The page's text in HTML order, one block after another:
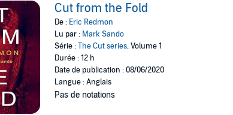
Cut from the Fold
De : Eric Redmon
Lu par : Mark Sando
Série :The Cut series, Volume 1
Durée : 12 h
Date de publication : 08/06/2020
Langue : Anglais
Pas de notations